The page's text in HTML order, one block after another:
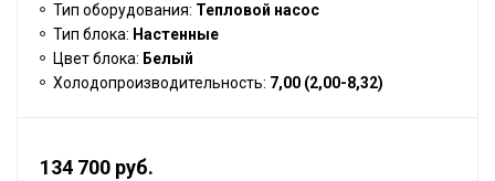
Тип оборудования: Тепловой насос
Тип блока: Настенные
Цвет блока: Белый
Холодопроизводительность: 7,00 (2,00-8,32)
134 700 руб.